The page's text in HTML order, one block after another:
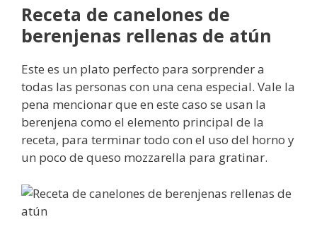
Receta de canelones de
berenjenas rellenas de atún
Este es un plato perfecto para sorprender a
todas las personas con una cena especial. Vale la
pena mencionar que en este caso se usan la
berenjena como el elemento principal de la
receta, para terminar todo con el uso del horno y
un poco de queso mozzarella para gratinar.